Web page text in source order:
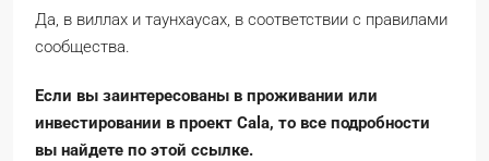
Да, в виллах и таунхаусах, в соответствии с правилами
сообщества.
Если вы заинтересованы в проживании или
инвестировании в проект Cala, то все подробности
вы найдете по этой ссылке.